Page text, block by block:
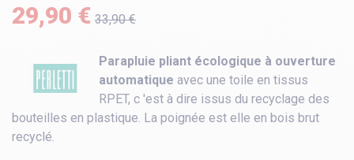
29,90 € 33,90 €
Parapluie pliant écologique à ouverture
automatique avec une toile en tissus
RPET, c 'est à dire issus du recyclage des
bouteilles en plastique. La poignée est elle en bois brut
recyclé.